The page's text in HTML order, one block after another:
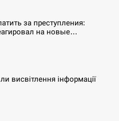
за преступления:
на новые…
висвітлення інформації